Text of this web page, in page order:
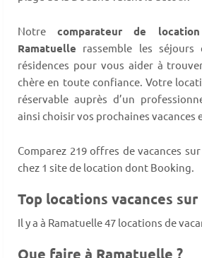
Notre comparateur de
Ramatuelle rassemble les
résidences pour vous aider à
chère en toute confiance. Votre
réservable auprès d’un
ainsi choisir vos prochaines vacances
Comparez 219 offres de vacances
chez 1 site de location dont Booking.
Top locations vacances
Il y a à Ramatuelle 47 locations de
Que faire à Ramatuelle ?